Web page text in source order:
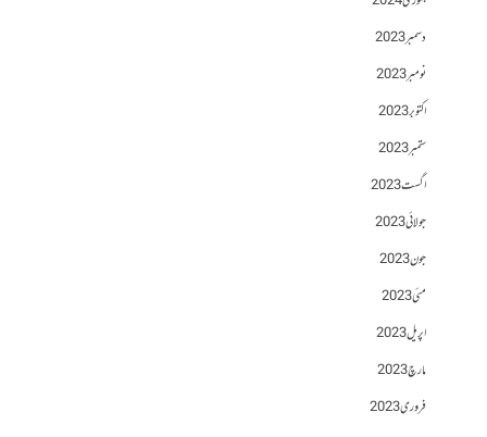
دسمبر 2023
نومبر 2023
اکتوبر 2023
ستمبر 2023
اگست 2023
جولائی 2023
جون 2023
مئی 2023
اپریل 2023
مارچ 2023
فروری 2023